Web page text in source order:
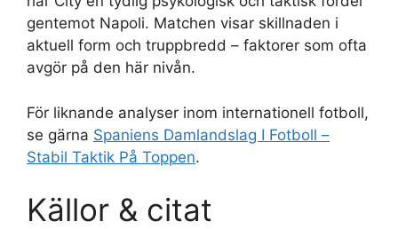
gentemot Napoli. Matchen visar skillnaden i
aktuell form och truppbredd – faktorer som ofta
avgör på den här nivån.
För liknande analyser inom internationell fotboll,
se gärna Spaniens Damlandslag I Fotboll –
Stabil Taktik På Toppen.
Källor & citat